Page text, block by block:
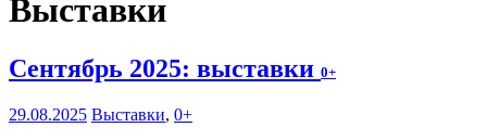
Выставки
Сентябрь 2025: выставки 0+
29.08.2025 Выставки, 0+